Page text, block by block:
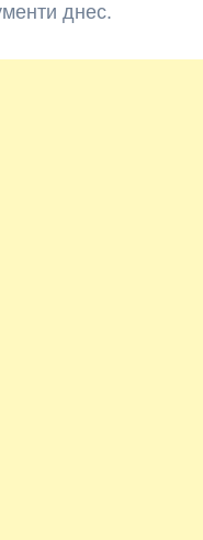
днес.